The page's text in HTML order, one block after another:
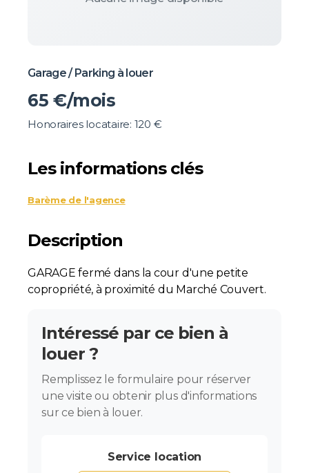
Garage / Parking à louer
65 €/mois
Honoraires locataire: 120 €
Les informations clés
Barème de l'agence
Description
GARAGE fermé dans la cour d'une petite
copropriété, à proximité du Marché Couvert.
Intéressé par ce bien à
louer ?
Remplissez le formulaire pour réserver
une visite ou obtenir plus d'informations
sur ce bien à louer.
Service location